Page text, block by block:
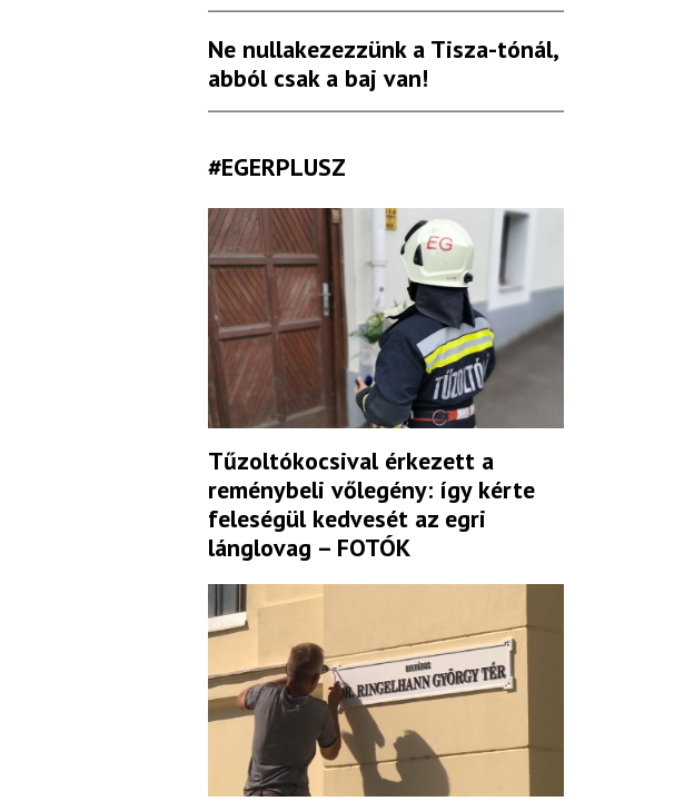
Ne nullakezezzünk a Tisza-tónál,
abból csak a baj van!
#EGERPLUSZ
Tűzoltókocsival érkezett a
reménybeli vőlegény: így kérte
feleségül kedvesét az egri
lánglovag – FOTÓK